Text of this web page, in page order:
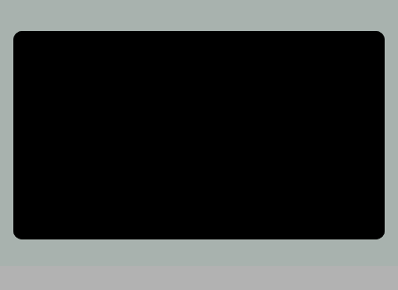
플랜 및 가격
동영상 편집하기
도움말 센터